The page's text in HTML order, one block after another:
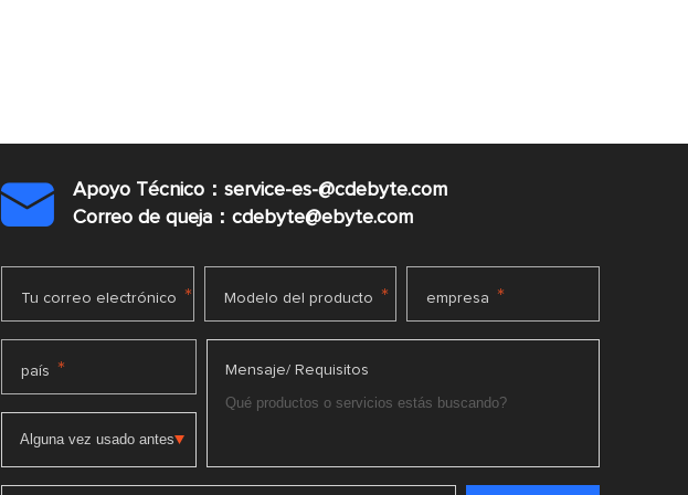

Apoyo Técnico：service-es-@cdebyte.com
Correo de queja：cdebyte@ebyte.com
Tu correo electrónico * Modelo del producto * empresa *
país * Mensaje/ Requisitos